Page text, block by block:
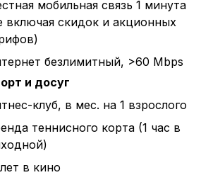
мобильная связь 1 минута
включая скидок и акционных
безлимитный, >60 Mbps
и досуг
клуб, в мес. на 1 взрослого
теннисного корта (1 час в
в кино